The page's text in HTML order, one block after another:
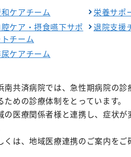
ケアチーム 栄養サポ
腔ケア・摂食嚥下サポ
チーム
退院支援
ケアチーム
南共済病院では、急性期病院の
ための診療体制をとっています。
の医療関係者様と連携し、症状
くは、地域医療連携のご案内をご